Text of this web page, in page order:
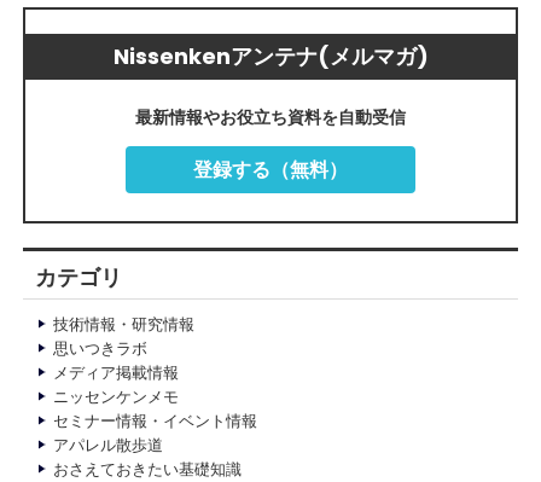
Nissenkenアンテナ(メルマガ)
最新情報やお役立ち資料を自動受信
登録する（無料）
カテゴリ
技術情報・研究情報
思いつきラボ
メディア掲載情報
ニッセンケンメモ
セミナー情報・イベント情報
アパレル散歩道
おさえておきたい基礎知識